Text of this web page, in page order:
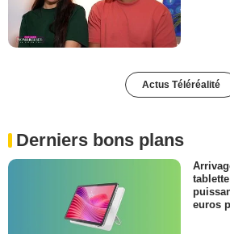
Actus Téléréalité
Derniers bons plans
euros